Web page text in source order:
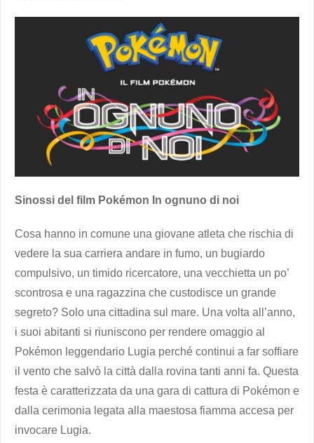
Sinossi del film Pokémon In ognuno di noi
Cosa hanno in comune una giovane atleta che rischia di
vedere la sua carriera andare in fumo, un bugiardo
compulsivo, un timido ricercatore, una vecchietta un po’
scontrosa e una ragazzina che custodisce un grande
segreto? Solo una cittadina sul mare. Una volta all’anno,
i suoi abitanti si riuniscono per rendere omaggio al
Pokémon leggendario Lugia perché continui a far soffiare
il vento che salvò la città dalla rovina tanti anni fa. Questa
festa è caratterizzata da una gara di cattura di Pokémon e
dalla cerimonia legata alla maestosa fiamma accesa per
invocare Lugia.